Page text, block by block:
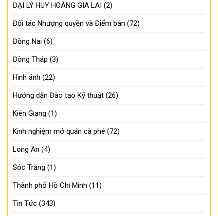
ĐẠI LÝ HUY HOÀNG GIA LAI (2)
Đối tác Nhượng quyền và Điểm bán (72)
Đồng Nai (6)
Đồng Tháp (3)
Hình ảnh (22)
Hướng dẫn Đào tạo Kỹ thuật (26)
Kiên Giang (1)
Kinh nghiệm mở quán cà phê (72)
Long An (4)
Sóc Trăng (1)
Thành phố Hồ Chí Minh (11)
Tin Tức (343)